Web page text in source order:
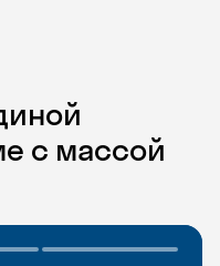
с массой